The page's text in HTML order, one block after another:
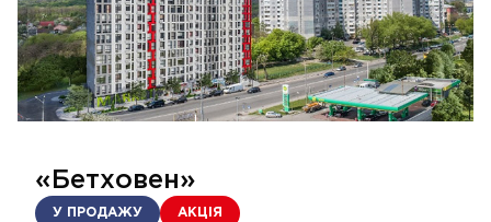
«Бетховен»
У ПРОДАЖУ АКЦІЯ